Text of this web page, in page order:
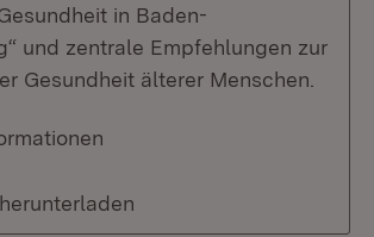
in Baden-
und zentrale Empfehlungen zur
Gesundheit älterer Menschen.